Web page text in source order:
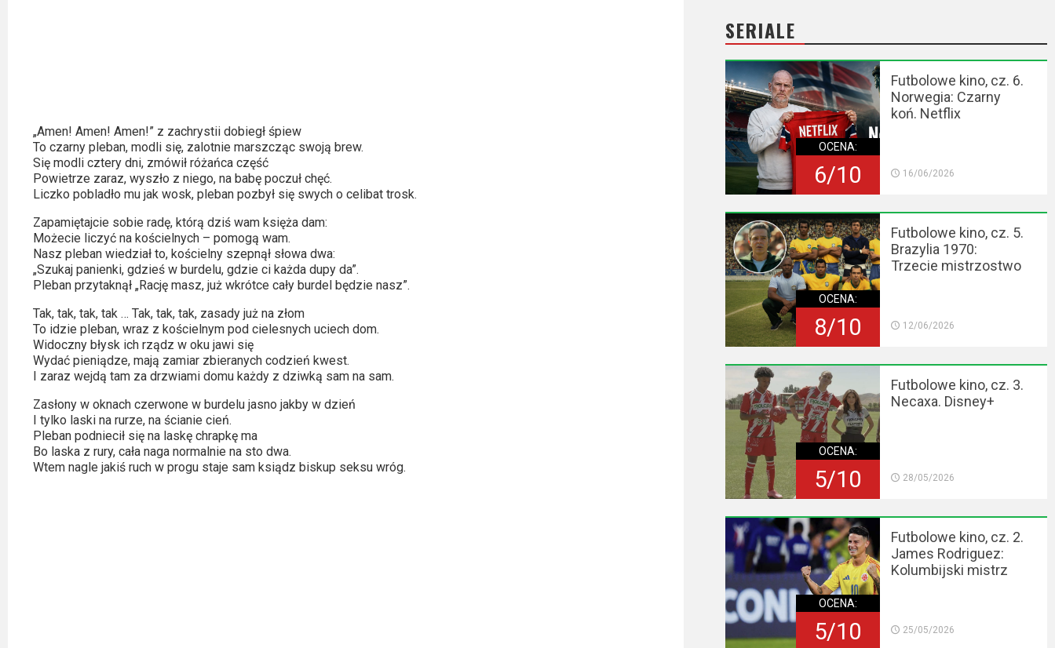
Komedie
Korea
Południowa
Filmy
oparte
na
faktach
Thrillery
Streaming
Amazon
Prime
Video
„Amen! Amen! Amen!” z zachrystii dobiegł śpiew
To czarny pleban, modli się, zalotnie marszcząc swoją brew.
Się modli cztery dni, zmówił różańca część
Powietrze zaraz, wyszło z niego, na babę poczuł chęć.
Liczko pobladło mu jak wosk, pleban pozbył się swych o celibat trosk.
Zapamiętajcie sobie radę, którą dziś wam księża dam:
Możecie liczyć na kościelnych – pomogą wam.
Nasz pleban wiedział to, kościelny szepnął słowa dwa:
„Szukaj panienki, gdzieś w burdelu, gdzie ci każda dupy da”.
Pleban przytaknął „Rację masz, już wkrótce cały burdel będzie nasz”.
Tak, tak, tak, tak … Tak, tak, tak, zasady już na złom
To idzie pleban, wraz z kościelnym pod cielesnych uciech dom.
Widoczny błysk ich rządz w oku jawi się
Wydać pieniądze, mają zamiar zbieranych codzień kwest.
I zaraz wejdą tam za drzwiami domu każdy z dziwką sam na sam.
Zasłony w oknach czerwone w burdelu jasno jakby w dzień
I tylko laski na rurze, na ścianie cień.
Pleban podniecił się na laskę chrapkę ma
Bo laska z rury, cała naga normalnie na sto dwa.
Wtem nagle jakiś ruch w progu staje sam ksiądz biskup seksu wróg.
SERIALE
OCENA:
6/10
Futbolowe kino, cz. 6.
Norwegia: Czarny
koń. Netflix
16/06/2026
OCENA:
8/10
Futbolowe kino, cz. 5.
Brazylia 1970:
Trzecie mistrzostwo
12/06/2026
OCENA:
5/10
Futbolowe kino, cz. 3.
Necaxa. Disney+
28/05/2026
OCENA:
5/10
Futbolowe kino, cz. 2.
James Rodriguez:
Kolumbijski mistrz
25/05/2026